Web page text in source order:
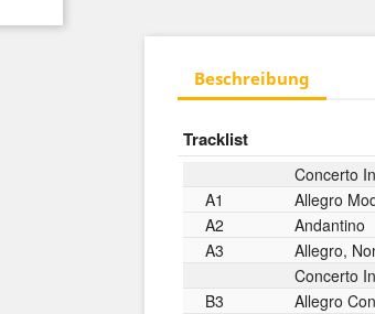
Beschreibung
Tracklist
Concerto
A1
Allegro
A2
Andantino
A3
Allegro,
Concerto
B3
Allegro